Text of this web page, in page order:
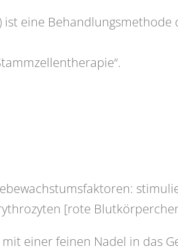
ist eine
[rote
einer feinen Nadel in das